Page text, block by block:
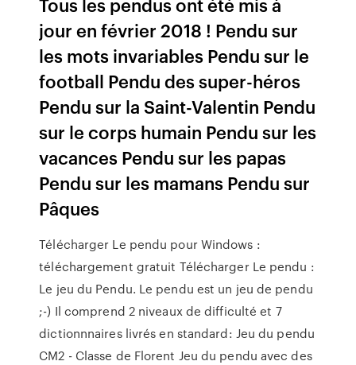
jour en février 2018 ! Pendu sur
les mots invariables Pendu sur le
football Pendu des super-héros
Pendu sur la Saint-Valentin Pendu
sur le corps humain Pendu sur les
vacances Pendu sur les papas
Pendu sur les mamans Pendu sur
Pâques
Télécharger Le pendu pour Windows :
téléchargement gratuit Télécharger Le pendu :
Le jeu du Pendu. Le pendu est un jeu de pendu
;-) Il comprend 2 niveaux de difficulté et 7
dictionnnaires livrés en standard: Jeu du pendu
CM2 - Classe de Florent Jeu du pendu avec des